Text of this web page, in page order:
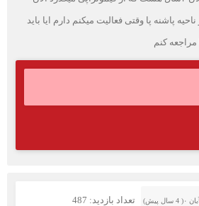
پاشنه پا وقتی فعالیت میکنم دارم ایا باید
کنم
تعداد بازدید: 487